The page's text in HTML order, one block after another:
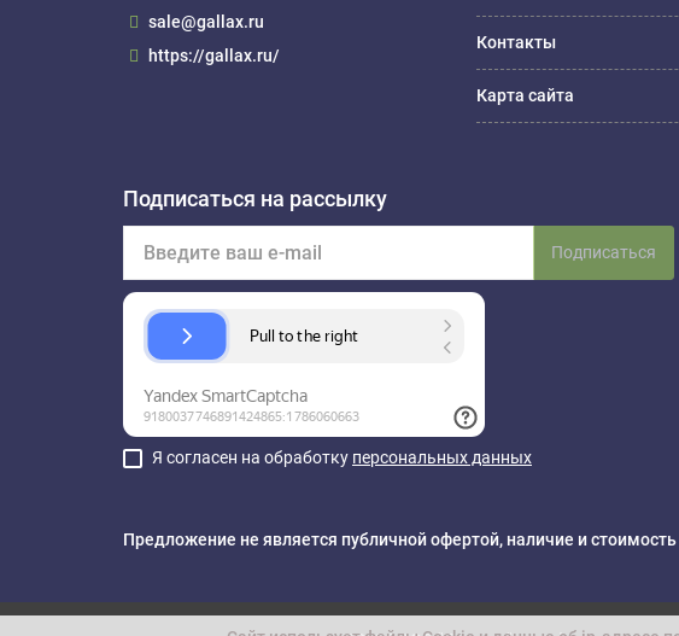
sale@gallax.ru
https://gallax.ru/
Контакты
Карта сайта
Подписаться на рассылку
Подписаться
Я согласен на обработку персональных данных
Предложение не является публичной офертой, наличие и